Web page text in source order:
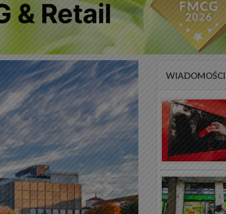
Następny
WIADOMOŚCI